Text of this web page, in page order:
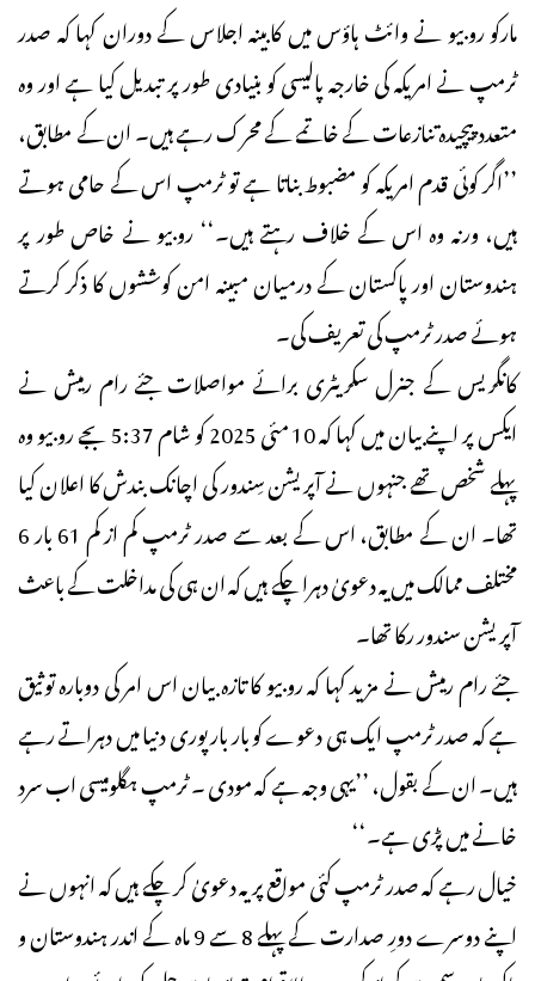
مارکو روبیو نے وائٹ ہاؤس میں کابینہ اجلاس کے دوران کہا کہ صدر
ٹرمپ نے امریکہ کی خارجہ پالیسی کو بنیادی طور پر تبدیل کیا ہے اور وہ
متعدد پیچیدہ تنازعات کے خاتمے کے محرک رہے ہیں۔ ان کے مطابق،
’’اگر کوئی قدم امریکہ کو مضبوط بناتا ہے تو ٹرمپ اس کے حامی ہوتے
ہیں، ورنہ وہ اس کے خلاف رہتے ہیں۔‘‘ روبیو نے خاص طور پر
ہندوستان اور پاکستان کے درمیان مبینہ امن کوششوں کا ذکر کرتے
ہوئے صدر ٹرمپ کی تعریف کی۔
کانگریس کے جنرل سکریٹری برائے مواصلات جئے رام رمیش نے
ایکس پر اپنے بیان میں کہا کہ 10 مئی 2025 کو شام 5:37 بجے روبیو وہ
پہلے شخص تھے جنہوں نے آپریشن سِندور کی اچانک بندش کا اعلان کیا
تھا۔ ان کے مطابق، اس کے بعد سے صدر ٹرمپ کم از کم 61 بار 6
مختلف ممالک میں یہ دعویٰ دہرا چکے ہیں کہ ان ہی کی مداخلت کے باعث
آپریشن سندور رکا تھا۔
جئے رام رمیش نے مزید کہا کہ روبیو کا تازہ بیان اس امر کی دوبارہ توثیق
ہے کہ صدر ٹرمپ ایک ہی دعوے کو بار بار پوری دنیا میں دہراتے رہے
ہیں۔ ان کے بقول، ’’یہی وجہ ہے کہ مودی ۔ ٹرمپ ہگلومیسی اب سرد
خانے میں پڑی ہے۔‘‘
خیال رہے کہ صدر ٹرمپ کئی مواقع پر یہ دعویٰ کر چکے ہیں کہ انہوں نے
اپنے دوسرے دورِ صدارت کے پہلے 8 سے 9 ماہ کے اندر ہندوستان و